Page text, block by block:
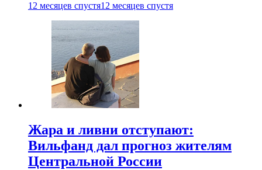
12 месяцев спустя12 месяцев спустя
Жара и ливни отступают:
Вильфанд дал прогноз жителям
Центральной России